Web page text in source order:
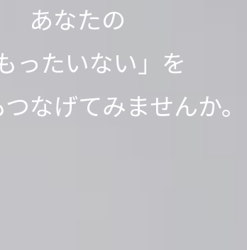
ったいない」が
世界の
」につながっていま
分、SNSシェアで
にする浄化剤を寄付す
みを実施中です。
あなたの
ったいない」を
なげてみませんか。
界の人々の役に立っ
たいない運送」は、
会貢献につながるサ
今日も寄付で
らぬ誰かの笑顔が
まれました。
ったいない」が
世界の
」につながっていま
分、SNSシェアで
にする浄化剤を寄付す
みを実施中です。